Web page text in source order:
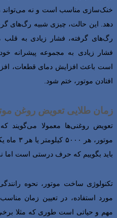
خنک‌سازی مناسب است و نه می‌تواند
دهد. این حالت، چیزی شبیه رگ‌های
رگ‌های گرفته، فشار زیادی به قلب
فشار زیادی به مجموعه پیشرانه
است باعث افزایش دمای قطعات،
افتادن موتور، ختم شود.
زمان طلایی تعویض روغن
تعویض روغنی‌ها معمولا می‌گویند
موتور،
باید بگوییم که حرف درستی است اما
تکنولوژی ساخت موتور، نحوه
مورد استفاده، در تعیین زمان